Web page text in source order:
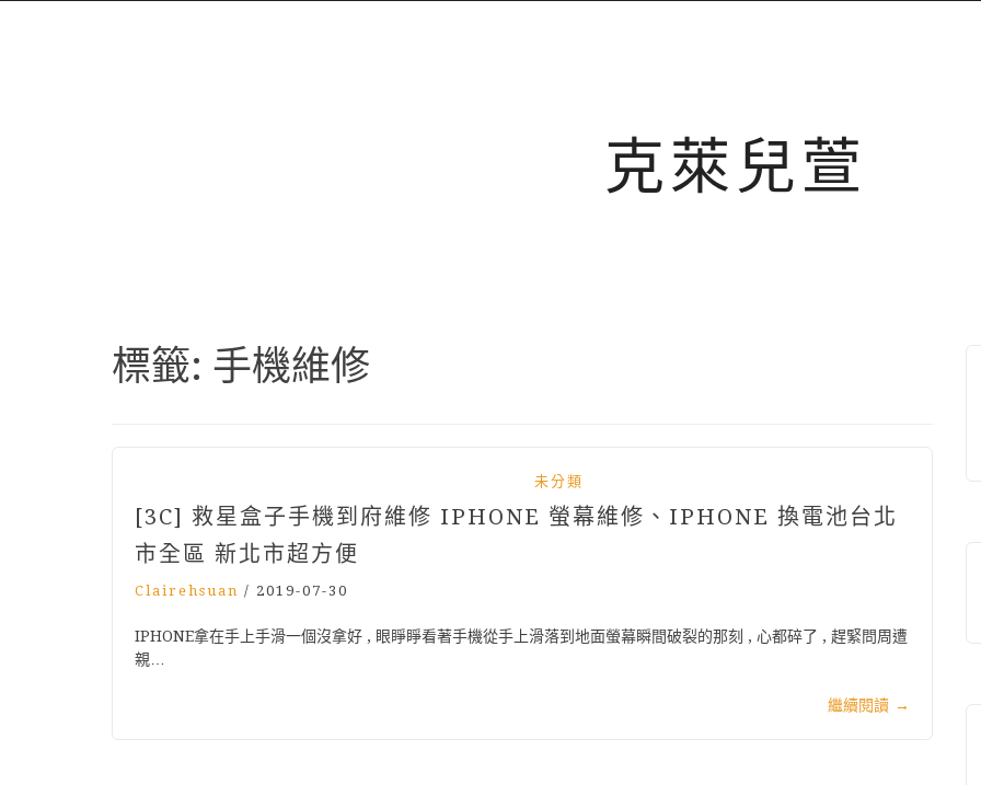
克萊兒萱
標籤: 手機維修
未分類
[3C] 救星盒子手機到府維修 IPHONE 螢幕維修、IPHONE 換電池台北
市全區 新北市超方便
Clairehsuan / 2019-07-30
IPHONE拿在手上手滑一個沒拿好 , 眼睜睜看著手機從手上滑落到地面螢幕瞬間破裂的那刻 , 心都碎了 , 趕緊問周遭
親…
繼續閱讀 →